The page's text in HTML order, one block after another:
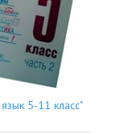
5-11 класс"